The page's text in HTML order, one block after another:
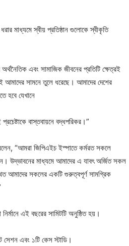
মাধ্যমে স্বীয় প্রতিষ্ঠান গুলোকে স্বীকৃতি
এবং সামাজিক জীবনের প্রতিটি ক্ষেত্রই
আমাদের সামনে তুলে ধরেছে। আমাদের দেশের
হবে যেখানে
বাস্তবায়নে বদ্ধপরিকর।”
“আমরা জিপিএইচ ইস্পাতে কর্মরত সকলে
উদ্ভাবনের মাধ্যমে আমাদের এ যাবৎ অর্জিত সকল
আমাদের সকলের একটি গুরুত্বপূর্ণ সামগ্রিক
এই বছরের সামিটটি অনুষ্ঠিত হয়।
এবং ১টি কেস স্টাডি।